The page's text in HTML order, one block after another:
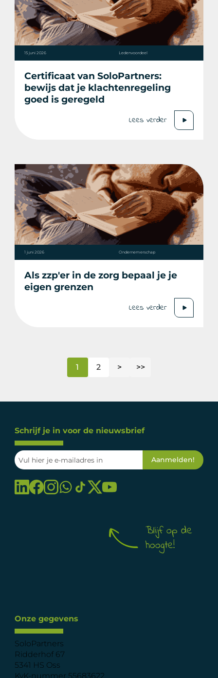
15 juni 2026 Ledenvoordeel
Certificaat van SoloPartners:
bewijs dat je klachtenregeling
goed is geregeld
Lees verder
1 juni 2026 Ondernemerschap
Als zzp'er in de zorg bepaal je je
eigen grenzen
Lees verder
1 2 > >>
Onze gegevens
SoloPartners
Ridderhof 67
5341 HS Oss
KvK-nummer 55683622
Schrijf je in voor de nieuwsbrief
Blijf op de
hoogte!